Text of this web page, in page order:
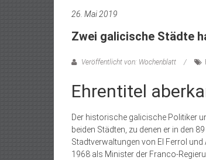
26. Mai 2019
Zwei galicische Städte
Veröffentlicht von: Wochenblatt
Ehrentitel
Der historische galicische Politiker
beiden Städten, zu denen er in den
Stadtverwaltungen von El Ferrol
1968 als Minister der Franco-